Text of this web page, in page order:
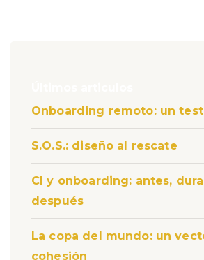
Onboarding remoto: un
S.O.S.: diseño al rescate
CI y onboarding: antes,
después
La copa del mundo: un
cohesión